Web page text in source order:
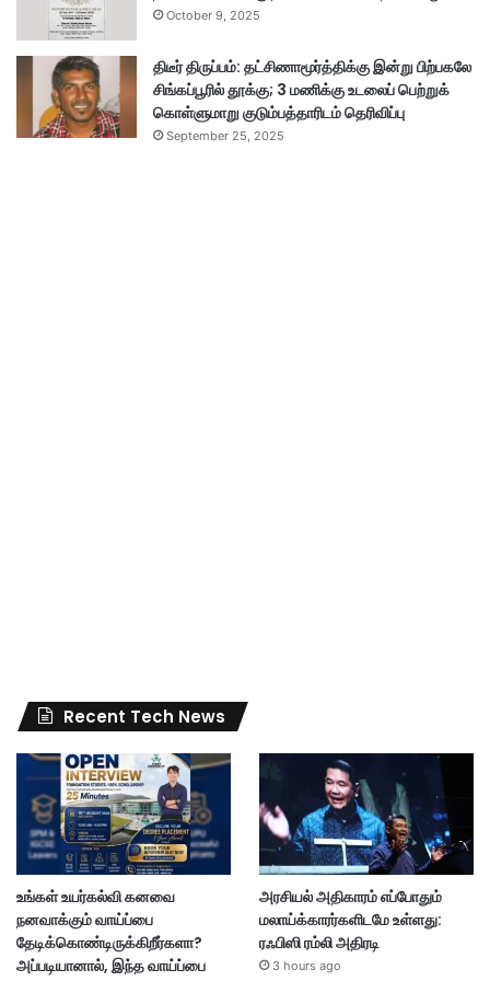
October 9, 2025
திடீர் திருப்பம்: தட்சிணாமூர்த்திக்கு இன்று பிற்பகலே
சிங்கப்பூரில் தூக்கு; 3 மணிக்கு உடலைப் பெற்றுக்
கொள்ளுமாறு குடும்பத்தாரிடம் தெரிவிப்பு
September 25, 2025
Recent Tech News
உங்கள் உயர்கல்வி கனவை
நனவாக்கும் வாய்ப்பை
தேடிக்கொண்டிருக்கிறீர்களா?
அப்படியானால், இந்த வாய்ப்பை
அரசியல் அதிகாரம் எப்போதும்
மலாய்க்காரர்களிடமே உள்ளது:
ரஃபிஸி ரம்லி அதிரடி
3 hours ago